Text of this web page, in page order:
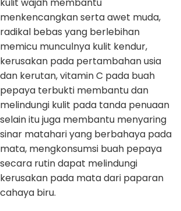
menkencangkan serta awet muda,
radikal bebas yang berlebihan
memicu munculnya kulit kendur,
kerusakan pada pertambahan usia
dan kerutan, vitamin C pada buah
pepaya terbukti membantu dan
melindungi kulit pada tanda penuaan
selain itu juga membantu menyaring
sinar matahari yang berbahaya pada
mata, mengkonsumsi buah pepaya
secara rutin dapat melindungi
kerusakan pada mata dari paparan
cahaya biru.